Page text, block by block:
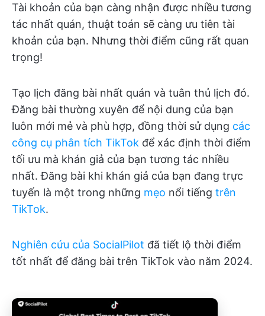
Tài khoản của bạn càng nhận được nhiều tương
tác nhất quán, thuật toán sẽ càng ưu tiên tài
khoản của bạn. Nhưng thời điểm cũng rất quan
trọng!
Tạo lịch đăng bài nhất quán và tuân thủ lịch đó.
Đăng bài thường xuyên để nội dung của bạn
luôn mới mẻ và phù hợp, đồng thời sử dụng các
công cụ phân tích TikTok để xác định thời điểm
tối ưu mà khán giả của bạn tương tác nhiều
nhất. Đăng bài khi khán giả của bạn đang trực
tuyến là một trong những mẹo nổi tiếng trên
TikTok.
Nghiên cứu của SocialPilot đã tiết lộ thời điểm
tốt nhất để đăng bài trên TikTok vào năm 2024.